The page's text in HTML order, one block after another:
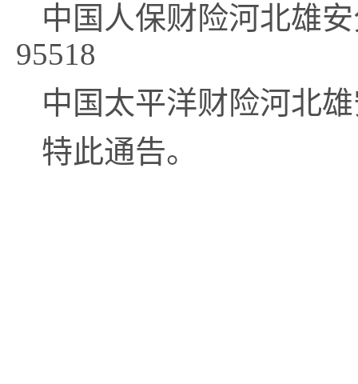
中国人保财险河北雄
95518
中国太平洋财险河北
特此通告。